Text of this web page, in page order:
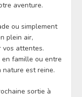
aventure.
ou simplement
plein air,
vos attentes.
en famille ou entre
nature est reine.
sortie à